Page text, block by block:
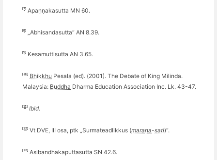
[7] Apaṇṇakasutta MN 60.
[8] Abhisandasutta“ AN 8.39.
[9] Kesamuttisutta AN 3.65.
[10] Bhikkhu Pesala (ed). (2001). The Debate of King Milinda.
Malaysia: Buddha Dharma Education Association Inc. Lk. 43-47.
[11] Ibid.
[12] Vt DVE, III osa, ptk „Surmateadlikkus (maraṇa-sati)“.
[13] Asibandhakaputtasutta SN 42.6.